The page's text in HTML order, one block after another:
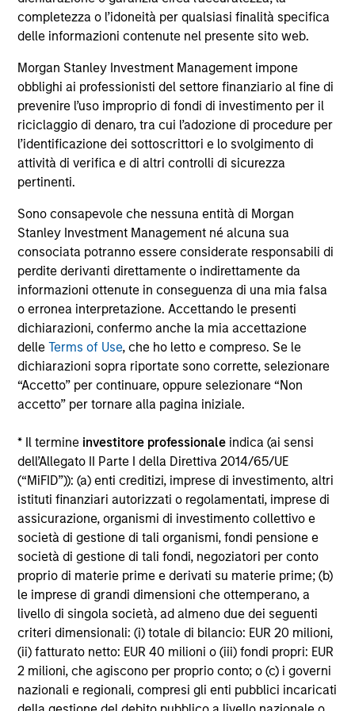
completezza o l’idoneità per qualsiasi finalità specifica
delle informazioni contenute nel presente sito web.
Morgan Stanley Investment Management impone
obblighi ai professionisti del settore finanziario al fine di
prevenire l’uso improprio di fondi di investimento per il
riciclaggio di denaro, tra cui l’adozione di procedure per
l’identificazione dei sottoscrittori e lo svolgimento di
attività di verifica e di altri controlli di sicurezza
pertinenti.
Sono consapevole che nessuna entità di Morgan
Stanley Investment Management né alcuna sua
consociata potranno essere considerate responsabili di
perdite derivanti direttamente o indirettamente da
informazioni ottenute in conseguenza di una mia falsa
o erronea interpretazione. Accettando le presenti
dichiarazioni, confermo anche la mia accettazione
delleTerms of Use, che ho letto e compreso. Se le
dichiarazioni sopra riportate sono corrette, selezionare
“Accetto” per continuare, oppure selezionare “Non
accetto” per tornare alla pagina iniziale.
* Il termine investitore professionale indica (ai sensi
dell’Allegato II Parte I della Direttiva 2014/65/UE
(“MiFID”)): (a) enti creditizi, imprese di investimento, altri
istituti finanziari autorizzati o regolamentati, imprese di
assicurazione, organismi di investimento collettivo e
società di gestione di tali organismi, fondi pensione e
società di gestione di tali fondi, negoziatori per conto
proprio di materie prime e derivati su materie prime; (b)
le imprese di grandi dimensioni che ottemperano, a
livello di singola società, ad almeno due dei seguenti
criteri dimensionali: (i) totale di bilancio: EUR 20 milioni,
(ii) fatturato netto: EUR 40 milioni o (iii) fondi propri: EUR
2 milioni, che agiscono per proprio conto; o (c) i governi
nazionali e regionali, compresi gli enti pubblici incaricati
all’emissione e al rimborso delle azioni. La fonte di tutti i
dati relativi alle performance e agli indici è Morgan Stanley
Investment Management Limited (“MSIM Ltd”).
Il valore degli investimenti e i proventi da essi derivanti
possono aumentare come diminuire e un investitore può
non
recuperare l'importo investito.
I dati di performance per i comparti con track record
inferiore a un anno non sono illustrati. Le performance sono
calcolate al netto delle commissioni. I dati di performance
da inizio anno non sono annualizzati. Le performance di
altre classi di azioni, se disponibili, potrebbero essere
diverse. Prima di investire si consiglia di valutare
attentamente gli obiettivi d’investimento, i rischi, le
commissioni e le spese del comparto.
Il ricorso alla leva aumenta i rischi: una variazione
relativamente contenuta nel valore di un investimento può
determinare una variazione molto più elevata, sia in senso
positivo che negativo, nel valore di quell’investimento e, di
conseguenza, nel valore del Comparto.
Alcuni documenti disponibili in questo sito possono
riguardare più comparti della gamma Morgan Stanley
Investment Funds. Si fa presente che non tutti i comparti
sono disponibili per le persone residenti nelle giurisdizioni
in cui tale distribuzione o disponibilità sia contraria alle
leggi o ai regolamenti locali.
Più alta è la categoria (1-7), maggiore è il potenziale di
rendimento, ma anche il rischio di perdere l’investimento.
La categoria 1 non indica un investimento privo di rischio. Si
rimanda al Documento contenente informazioni chiave per
gli investitori (KIID), nella sezione Risorse, per il rating di
rischio specifico per le classi di azioni e le avvertenze.
Il Morningstar Rating™,o “star rating” viene calcolato per i
prodotti gestiti (inclusi fondi comuni, sottoconti di rendite
variabili e polizze vita variabili, exchange-traded fund, fondi
chiusi e conti separati) con uno storico minimo di tre anni.
Gli exchange-traded fund e i fondi comuni aperti sono
considerati come un’unica categoria a fini comparativi. Il
rating viene calcolato sulla base di una misura del